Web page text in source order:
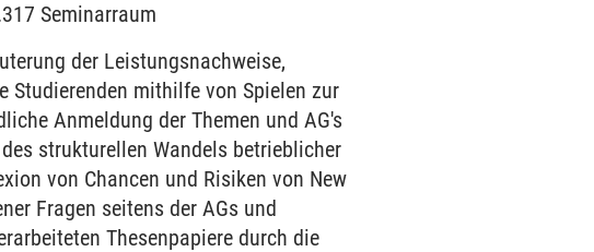
Seminarraum
der Leistungsnachweise,
Studierenden mithilfe von Spielen zur
Anmeldung der Themen und AG's
strukturellen Wandels betrieblicher
von Chancen und Risiken von New
Fragen seitens der AGs und
Thesenpapiere durch die